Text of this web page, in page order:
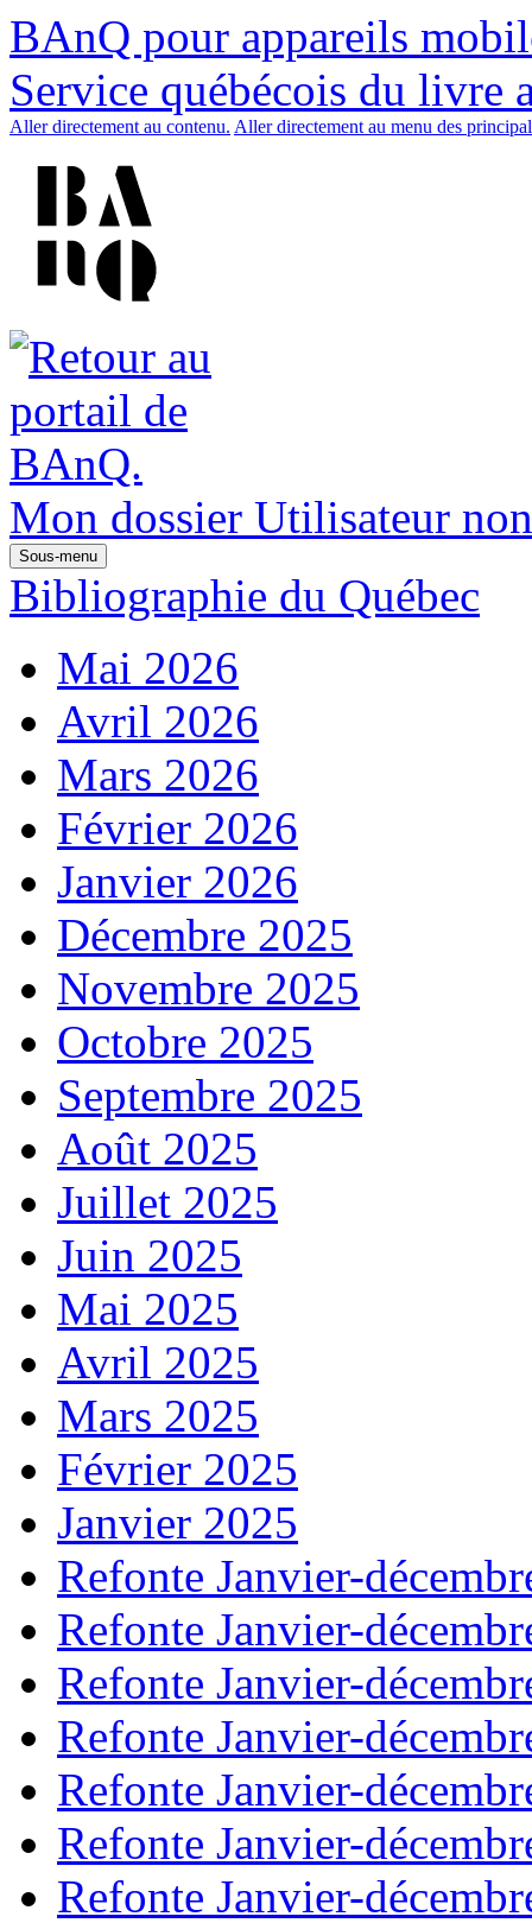
BAnQ pour appareils
Service québécois du livre
Aller directement au contenu. Aller directement au menu des
Mon dossier Utilisateur
Sous-menu
Bibliographie du Québec
Mai 2026
Avril 2026
Mars 2026
Février 2026
Janvier 2026
Décembre 2025
Novembre 2025
Octobre 2025
Septembre 2025
Août 2025
Juillet 2025
Juin 2025
Mai 2025
Avril 2025
Mars 2025
Février 2025
Janvier 2025
Refonte Janvier-
Refonte Janvier-
Refonte Janvier-
Refonte Janvier-
Refonte Janvier-
Refonte Janvier-
Refonte Janvier-